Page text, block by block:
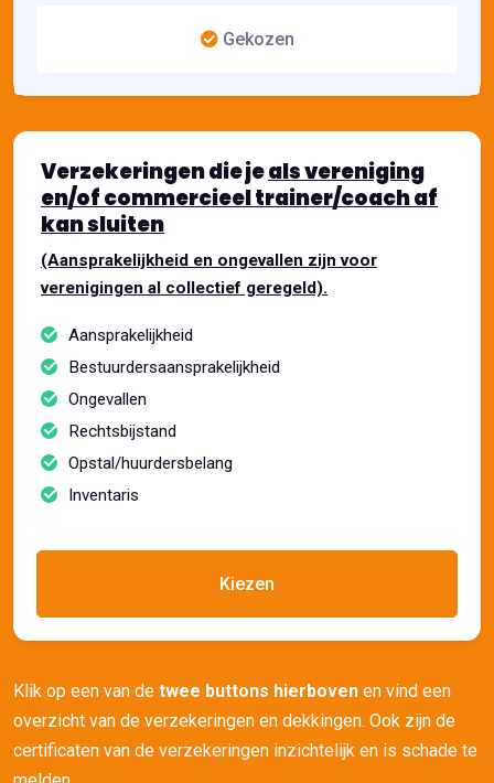
Gekozen
Verzekeringen die jeals vereniging
en/of commercieel trainer/coach af
kan sluiten
(Aansprakelijkheid en ongevallen zijn voor
verenigingen al collectief geregeld).
Aansprakelijkheid
Bestuurdersaansprakelijkheid
Ongevallen
Rechtsbijstand
Opstal/huurdersbelang
Inventaris
Kiezen
Klik op een van de twee buttons hierboven en vind een
overzicht van de verzekeringen en dekkingen. Ook zijn de
certificaten van de verzekeringen inzichtelijk en is schade te